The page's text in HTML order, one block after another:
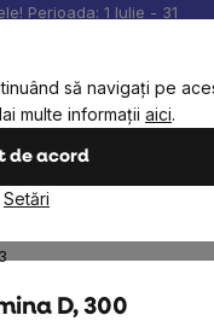
să navigați pe
multe informații aici.
de acord
Setări
Perioada: 1 Iulie - 31
Produsele noastre sunt
Coş
de
cumpărături
D, 300